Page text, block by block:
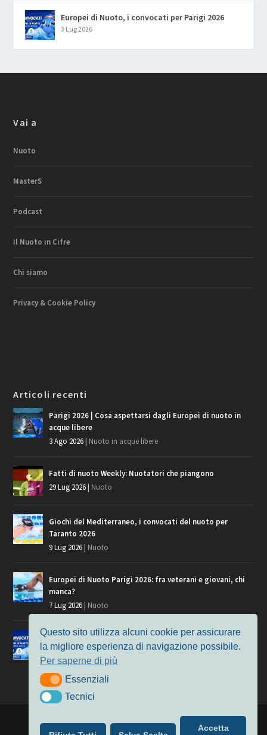
Europei di Nuoto, i convocati per Parigi 2026
3 Lug 2026
Vai a
Nuoto
MasterS
Podcast
Il Nuoto in Cifre
Chi siamo
Privacy & Cookie Policy
Articoli recenti
Parigi 2026 | Cosa aspettarsi dagli Europei di nuoto in
acque libere
3 Ago 2026| Nuoto in acque libere
Fatti di nuoto Weekly: Nuotatori che piangono
29 Lug 2026| Nuoto
Giochi del Mediterraneo, i convocati del nuoto per
Taranto 2026
9 Lug 2026| Nuoto
Europei di Nuoto Parigi 2026: fra veterani e giovani, chi
manca?
7 Lug 2026| Nuoto
Europei di Nuoto, i convocati per Parigi 2026
3 Lug 2026|Nuoto
| Alimentato da
Questo sito utilizza alcuni cookie per assicurare
la migliore esperienza di navigazione possibile.
Per saperne di più
EssenzialiEssenziali
TecniciTecnici
Accetta